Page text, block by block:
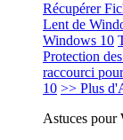
Récupérer
Lent de
Windows 10
Protection
raccourci
10 >> Plus
Astuces pour